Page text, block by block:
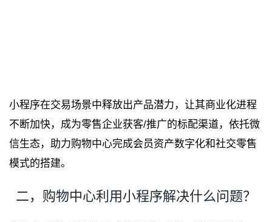
小程序在交易场景中释放出产品潜力，让其商业化进程
不断加快，成为零售企业获客/推广的标配渠道，依托微
信生态，助力购物中心完成会员资产数字化和社交零售
模式的搭建。
二，购物中心利用小程序解决什么问题？